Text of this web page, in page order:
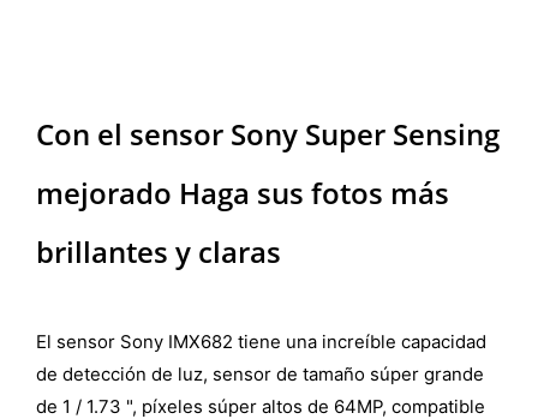
Con el sensor Sony Super Sensing
mejorado Haga sus fotos más
brillantes y claras
El sensor Sony IMX682 tiene una increíble capacidad
de detección de luz, sensor de tamaño súper grande
de 1 / 1.73 ", píxeles súper altos de 64MP, compatible